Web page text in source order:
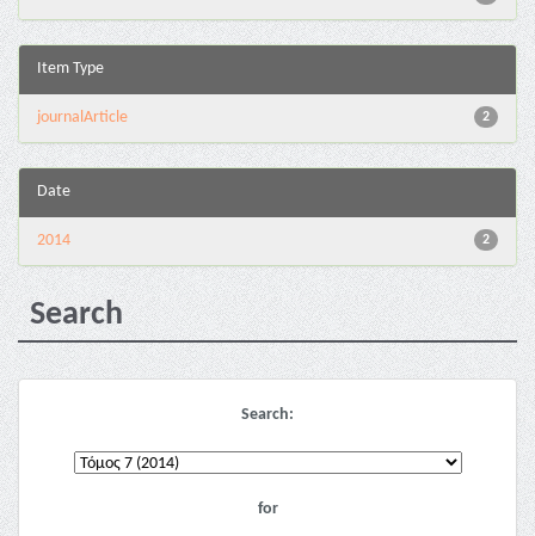
Item Type
2
journalArticle
Date
2
2014
Search
Search:
for